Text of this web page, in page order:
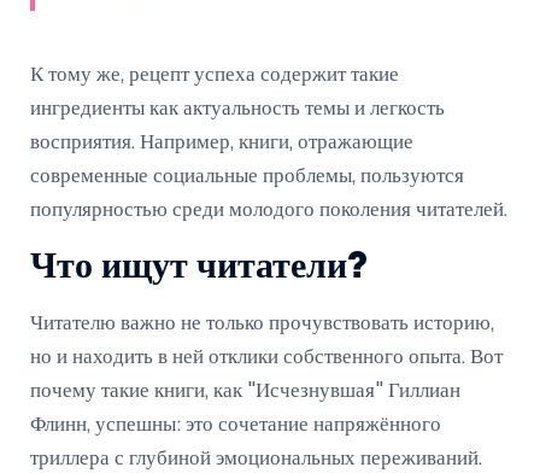
К тому же, рецепт успеха содержит такие
ингредиенты как актуальность темы и легкость
восприятия. Например, книги, отражающие
современные социальные проблемы, пользуются
популярностью среди молодого поколения читателей.
Что ищут читатели?
Читателю важно не только прочувствовать историю,
но и находить в ней отклики собственного опыта. Вот
почему такие книги, как "Исчезнувшая" Гиллиан
Флинн, успешны: это сочетание напряжённого
триллера с глубиной эмоциональных переживаний.